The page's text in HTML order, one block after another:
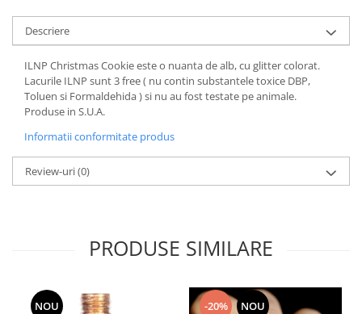
Descriere
ILNP Christmas Cookie este o nuanta de alb, cu glitter colorat.
Lacurile ILNP sunt 3 free ( nu contin substantele toxice DBP,
Toluen si Formaldehida ) si nu au fost testate pe animale.
Produse in S.U.A.
Informatii conformitate produs
Review-uri(0)
PRODUSE SIMILARE
NOU -20% NOU